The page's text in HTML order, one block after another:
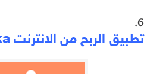
6.
تطبيق الربح من الانترنت Toloka